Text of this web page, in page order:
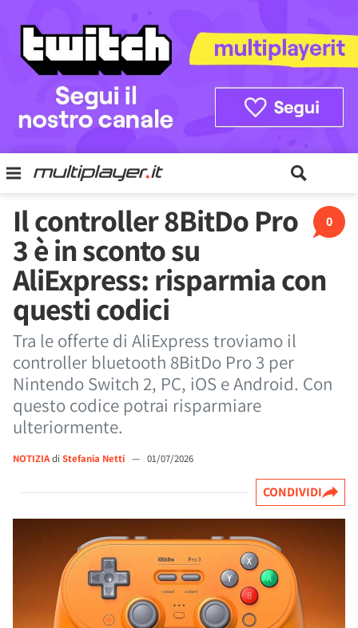
0
Il controller 8BitDo Pro
3 è in sconto su
AliExpress: risparmia con
questi codici
Tra le offerte di AliExpress troviamo il
controller bluetooth 8BitDo Pro 3 per
Nintendo Switch 2, PC, iOS e Android. Con
questo codice potrai risparmiare
ulteriormente.
NOTIZIAdi Stefania Netti — 01/07/2026
CONDIVIDI